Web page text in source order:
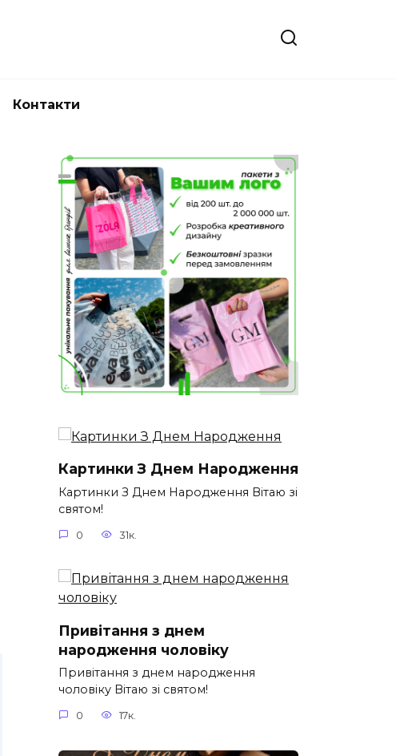
Контакти
Картинки З Днем Народження
Картинки З Днем Народження Вітаю зі
святом!
0 31к.
Привітання з днем
народження чоловіку
Привітання з днем народження
чоловіку Вітаю зі святом!
0 17к.